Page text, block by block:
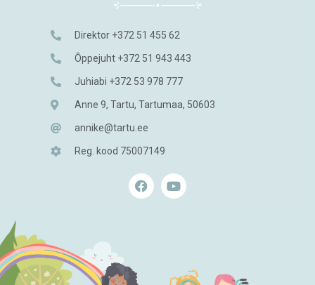
Direktor +372 51 455 62
Õppejuht +372 51 943 443
Juhiabi +372 53 978 777
Anne 9, Tartu, Tartumaa, 50603
annike@tartu.ee
Reg. kood 75007149